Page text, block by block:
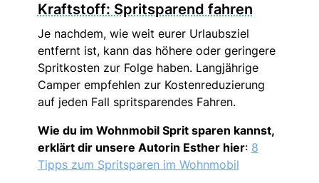
Kraftstoff: Spritsparend fahren
Je nachdem, wie weit eurer Urlaubsziel
entfernt ist, kann das höhere oder geringere
Spritkosten zur Folge haben. Langjährige
Camper empfehlen zur Kostenreduzierung
auf jeden Fall spritsparendes Fahren.
Wie du im Wohnmobil Sprit sparen kannst,
erklärt dir unsere Autorin Esther hier: 8
Tipps zum Spritsparen im Wohnmobil